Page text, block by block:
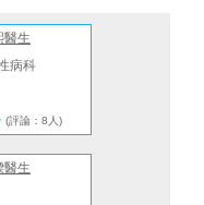
醫生
病科
(評論：8人)
醫生